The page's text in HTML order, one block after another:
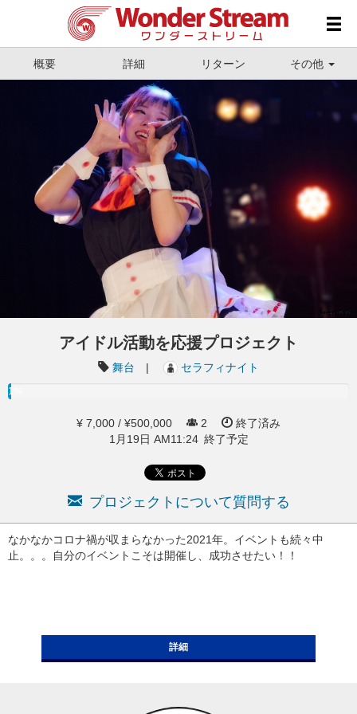
概要 詳細 リターン その他
アイドル活動を応援プロジェクト
舞台 | セラフィナイト
1%
¥ 7,000 / ¥500,000 2
終了済み
1月19日 AM11:24 終了予定
プロジェクトについて質問する
なかなかコロナ禍が収まらなかった2021年。イベントも続々中
止。。。自分のイベントこそは開催し、成功させたい！！
詳細